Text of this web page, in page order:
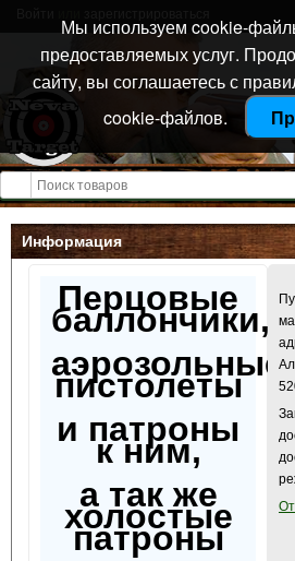
Открыть меню
Информация
Перцовые
баллончики,
аэрозольные
пистолеты
и патроны
к ним,
а так же
холостые
патроны
Мы используем cookie-
предоставляемых услуг.
сайту, вы соглашаетесь с
cookie-файлов.